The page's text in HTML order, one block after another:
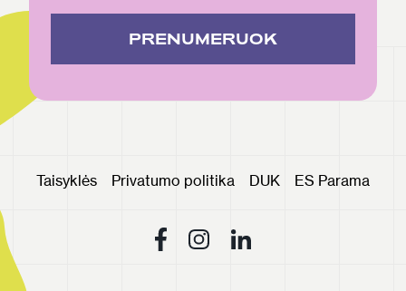
PRENUMERUOK
Taisyklės Privatumo politika DUK ES Parama